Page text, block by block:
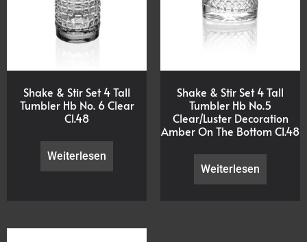
Shake & Stir Set 4 Tall
Tumbler Hb No. 6 Clear
Cl.48
Weiterlesen
Shake & Stir Set 4 Tall
Tumbler Hb No.5
Clear/Luster Decoration
Amber On The Bottom Cl.48
Weiterlesen